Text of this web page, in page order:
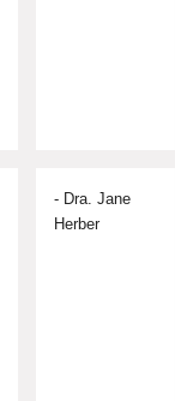
- Dra. Jane
Herber